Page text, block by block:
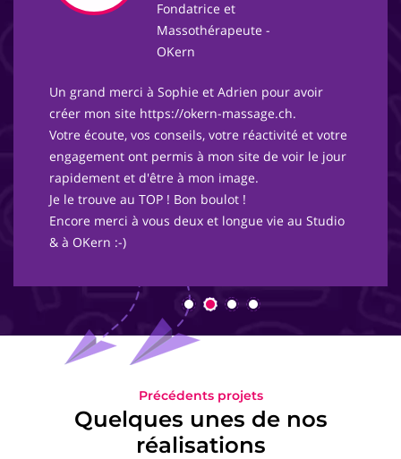
Fondatrice et
Massothérapeute -
OKern
Un grand merci à Sophie et Adrien pour avoir
créer mon site https://okern-massage.ch.
Votre écoute, vos conseils, votre réactivité et votre
engagement ont permis à mon site de voir le jour
rapidement et d'être à mon image.
Je le trouve au TOP ! Bon boulot !
Encore merci à vous deux et longue vie au Studio
& à OKern :-)
Précédents projets
Quelques unes de nos
réalisations